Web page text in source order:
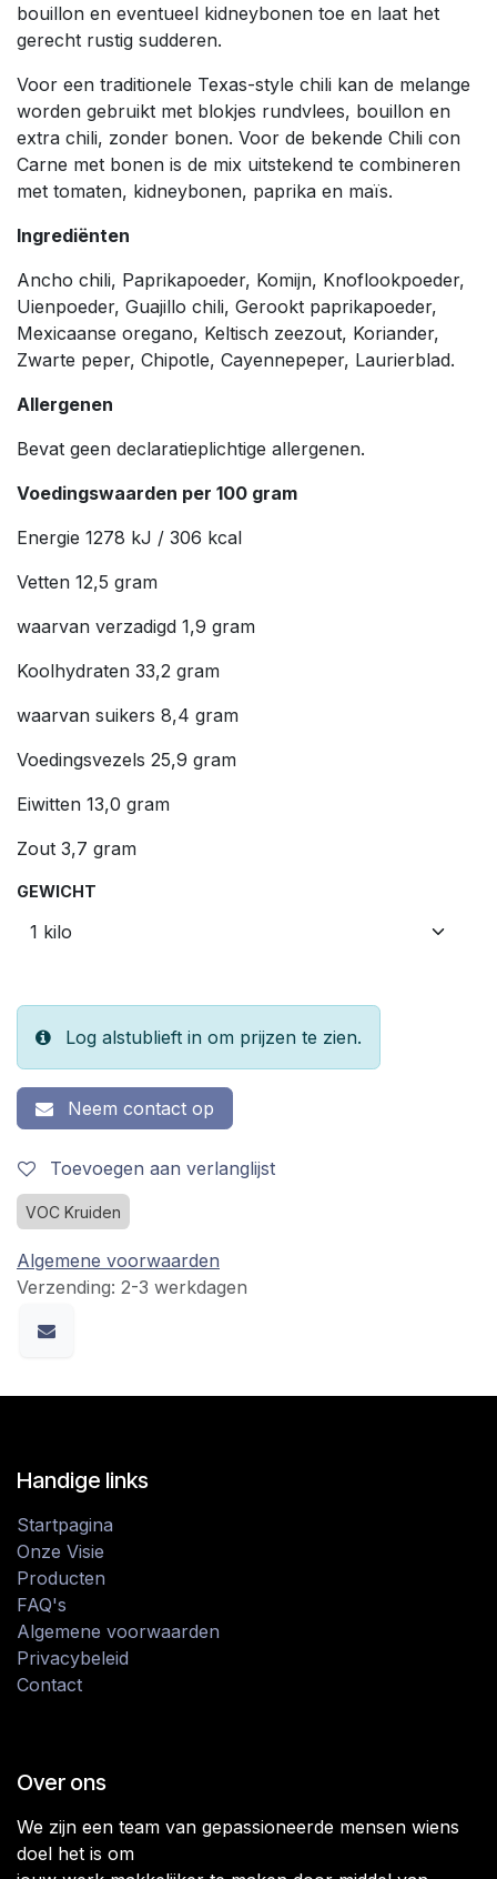
bouillon en eventueel kidneybonen toe en laat het
gerecht rustig sudderen.
Voor een traditionele Texas-style chili kan de melange
worden gebruikt met blokjes rundvlees, bouillon en
extra chili, zonder bonen. Voor de bekende Chili con
Carne met bonen is de mix uitstekend te combineren
met tomaten, kidneybonen, paprika en maïs.
Ingrediënten
Ancho chili, Paprikapoeder, Komijn, Knoflookpoeder,
Uienpoeder, Guajillo chili, Gerookt paprikapoeder,
Mexicaanse oregano, Keltisch zeezout, Koriander,
Zwarte peper, Chipotle, Cayennepeper, Laurierblad.
Allergenen
Bevat geen declaratieplichtige allergenen.
Voedingswaarden per 100 gram
Energie 1278 kJ / 306 kcal
Vetten 12,5 gram
waarvan verzadigd 1,9 gram
Koolhydraten 33,2 gram
waarvan suikers 8,4 gram
Voedingsvezels 25,9 gram
Eiwitten 13,0 gram
Zout 3,7 gram
GEWICHT
Log alstublieft in om prijzen te zien.
Neem contact op
Toevoegen aan verlanglijst
VOC Kruiden
Algemene voorwaarden
Verzending: 2-3 werkdagen
Handige links
Startpagina
Onze Visie
Producten
FAQ's
Algemene voorwaarden
Privacybeleid
Contact
Over ons
We zijn een team van gepassioneerde mensen wiens
doel het is om